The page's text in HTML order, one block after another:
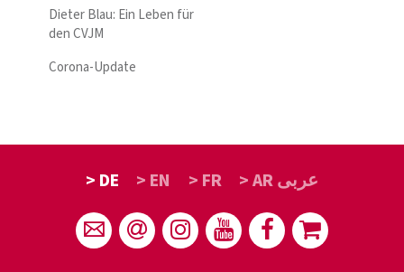
Dieter Blau: Ein Leben für
den CVJM
Corona-Update
> DE > EN > FR > AR عربى